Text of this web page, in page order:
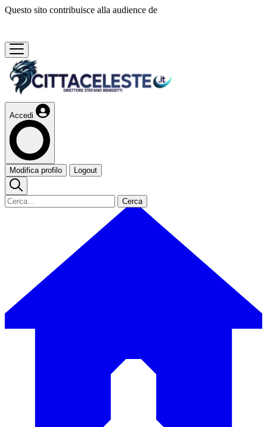
Questo sito contribuisce alla audience de
Accedi
Modifica profilo Logout
Cerca